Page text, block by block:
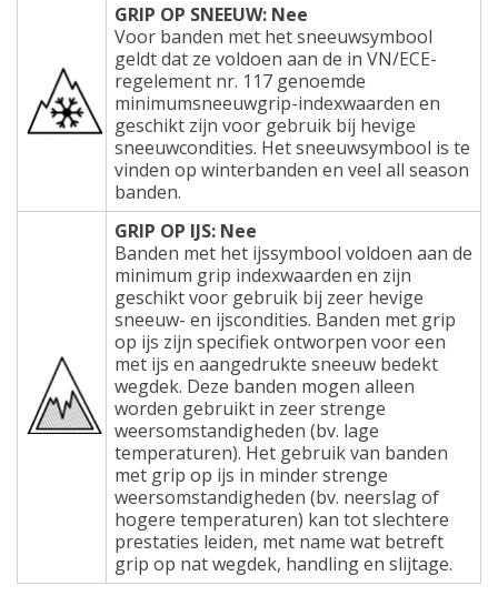
GRIP OP SNEEUW: Nee
Voor banden met het sneeuwsymbool
geldt dat ze voldoen aan de in VN/ECE-
regelement nr. 117 genoemde
minimumsneeuwgrip-indexwaarden en
geschikt zijn voor gebruik bij hevige
sneeuwcondities. Het sneeuwsymbool is te
vinden op winterbanden en veel all season
banden.
GRIP OP IJS: Nee
Banden met het ijssymbool voldoen aan de
minimum grip indexwaarden en zijn
geschikt voor gebruik bij zeer hevige
sneeuw- en ijscondities. Banden met grip
op ijs zijn specifiek ontworpen voor een
met ijs en aangedrukte sneeuw bedekt
wegdek. Deze banden mogen alleen
worden gebruikt in zeer strenge
weersomstandigheden (bv. lage
temperaturen). Het gebruik van banden
met grip op ijs in minder strenge
weersomstandigheden (bv. neerslag of
hogere temperaturen) kan tot slechtere
prestaties leiden, met name wat betreft
grip op nat wegdek, handling en slijtage.